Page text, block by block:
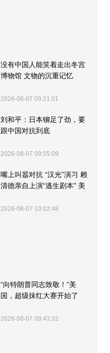
没有中国人能笑着走出冬宫
博物馆 文物的沉重记忆
2026-08-07 09:21:01
刘和平：日本铆足了劲，要
跟中国对抗到底
2026-08-07 09:55:09
嘴上叫嚣对抗 “汉光”演习 赖
清德亲自上演“逃生剧本” 美
2026-08-07 10:02:48
“向特朗普同志致敬！”美
国，超级抹红大赛开始了
2026-08-07 09:43:32